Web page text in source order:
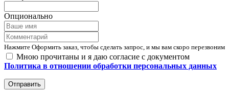
Опционально
Нажмите Оформить заказ, чтобы сделать запрос, и мы вам скоро перезвоним
Мною прочитаны и я даю согласие с документом
Политика в отношении обработки персональных данных
Отправить